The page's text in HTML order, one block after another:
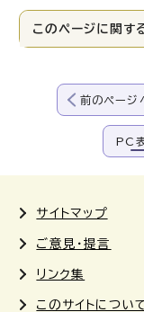
このページに関す
前のページ
PC
サイトマップ
ご意見・提言
リンク集
このサイトについ